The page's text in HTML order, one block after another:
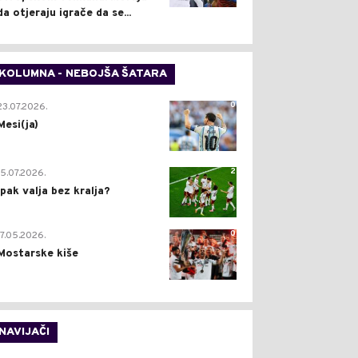
otjeraju igrače da se...
KOLUMNA - NEBOJŠA ŠATARA
0
2
valja bez kralja?
0
kiše
NAVIJAČI